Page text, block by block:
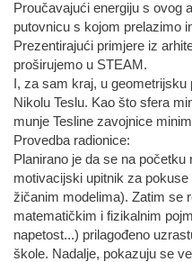
Proučavajući energiju s ovog
putovnicu s kojom prelazimo
Prezentirajući primjere iz
proširujemo u STEAM.
I, za sam kraj, u
Nikolu Teslu. Kao što sfera
munje Tesline zavojnice
Provedba radionice:
Planirano je da se na
motivacijski upitnik za
žičanim modelima). Zatim se
matematičkim i fizikalnim
napetost...) prilagođeno
škole. Nadalje, pokazuju se